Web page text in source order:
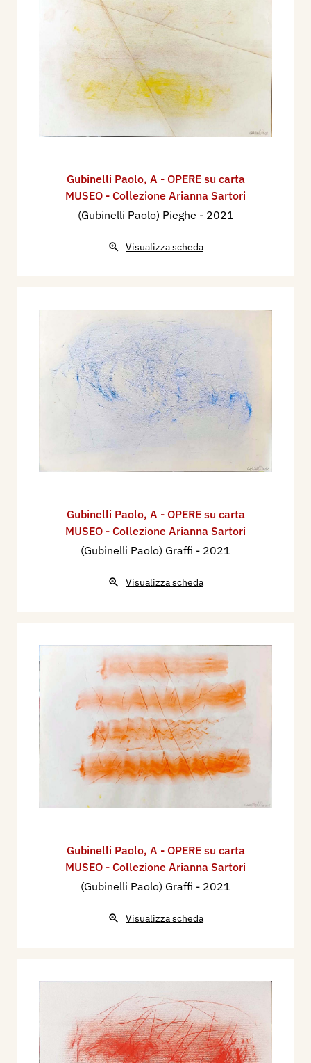
Gubinelli Paolo, A - OPERE su carta
MUSEO - Collezione Arianna Sartori
(Gubinelli Paolo) Pieghe - 2021
Visualizza scheda
Gubinelli Paolo, A - OPERE su carta
MUSEO - Collezione Arianna Sartori
(Gubinelli Paolo) Graffi - 2021
Visualizza scheda
Gubinelli Paolo, A - OPERE su carta
MUSEO - Collezione Arianna Sartori
(Gubinelli Paolo) Graffi - 2021
Visualizza scheda